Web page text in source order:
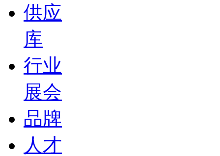
供应
库
行业
展会
品牌
人才